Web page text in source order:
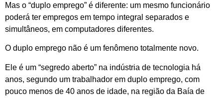
Mas o “duplo emprego” é diferente: um mesmo funcionário
poderá ter empregos em tempo integral separados e
simultâneos, em computadores diferentes.
O duplo emprego não é um fenômeno totalmente novo.
Ele é um “segredo aberto” na indústria de tecnologia há
anos, segundo um trabalhador em duplo emprego, com
pouco menos de 40 anos de idade, na região da Baía de